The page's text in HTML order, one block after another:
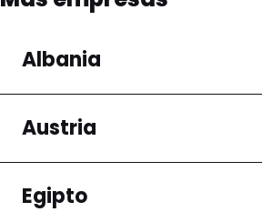
Albania
Regiones
Condado de Tirana
Austria
Regiones
Egipto